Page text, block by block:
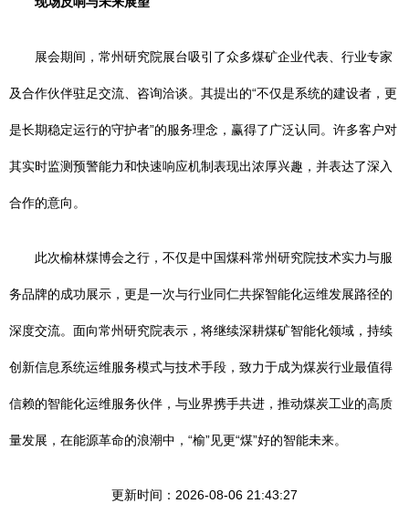
展会期间，常州研究院展台吸引了众多煤矿企业代表、行业专家
及合作伙伴驻足交流、咨询洽谈。其提出的“不仅是系统的建设者，更
是长期稳定运行的守护者”的服务理念，赢得了广泛认同。许多客户对
其实时监测预警能力和快速响应机制表现出浓厚兴趣，并表达了深入
合作的意向。
此次榆林煤博会之行，不仅是中国煤科常州研究院技术实力与服
务品牌的成功展示，更是一次与行业同仁共探智能化运维发展路径的
深度交流。面向常州研究院表示，将继续深耕煤矿智能化领域，持续
创新信息系统运维服务模式与技术手段，致力于成为煤炭行业最值得
信赖的智能化运维服务伙伴，与业界携手共进，推动煤炭工业的高质
量发展，在能源革命的浪潮中，“榆”见更“煤”好的智能未来。
更新时间：2026-08-06 21:43:27